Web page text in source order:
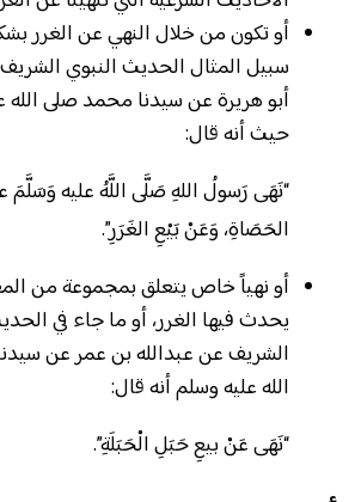
أو تكون من خلال النهي عن الغرر
سبيل المثال الحديث النبوي
أبو هريرة عن سيدنا محمد صلى الله
حيث أنه قال:
“نَهَى رَسولُ اللهِ صَلَّى اللَّهُ عليه وَسَلَّمَ
الحَصَاةِ، وَعَنْ بَيْعِ الغَرَرِ”.
أو نهياً خاص يتعلق بمجموعة من
يحدث فيها الغرر، أو ما جاء في
الشريف عن عبدالله بن عمر عن
الله عليه وسلم أنه قال:
“نَهَى عَنْ بيعِ حَبَلِ الْحَبَلَةِ”.